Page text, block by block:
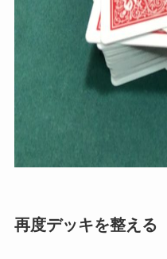
再度デッキを整える